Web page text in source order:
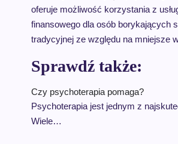
oferuje możliwość korzystania z
finansowego dla osób borykających
tradycyjnej ze względu na mniejsze
Sprawdź także:
Czy psychoterapia pomaga?
Psychoterapia jest jednym z
Wiele…